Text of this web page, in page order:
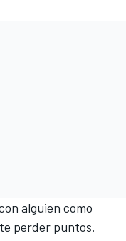
alguien como
perder puntos.